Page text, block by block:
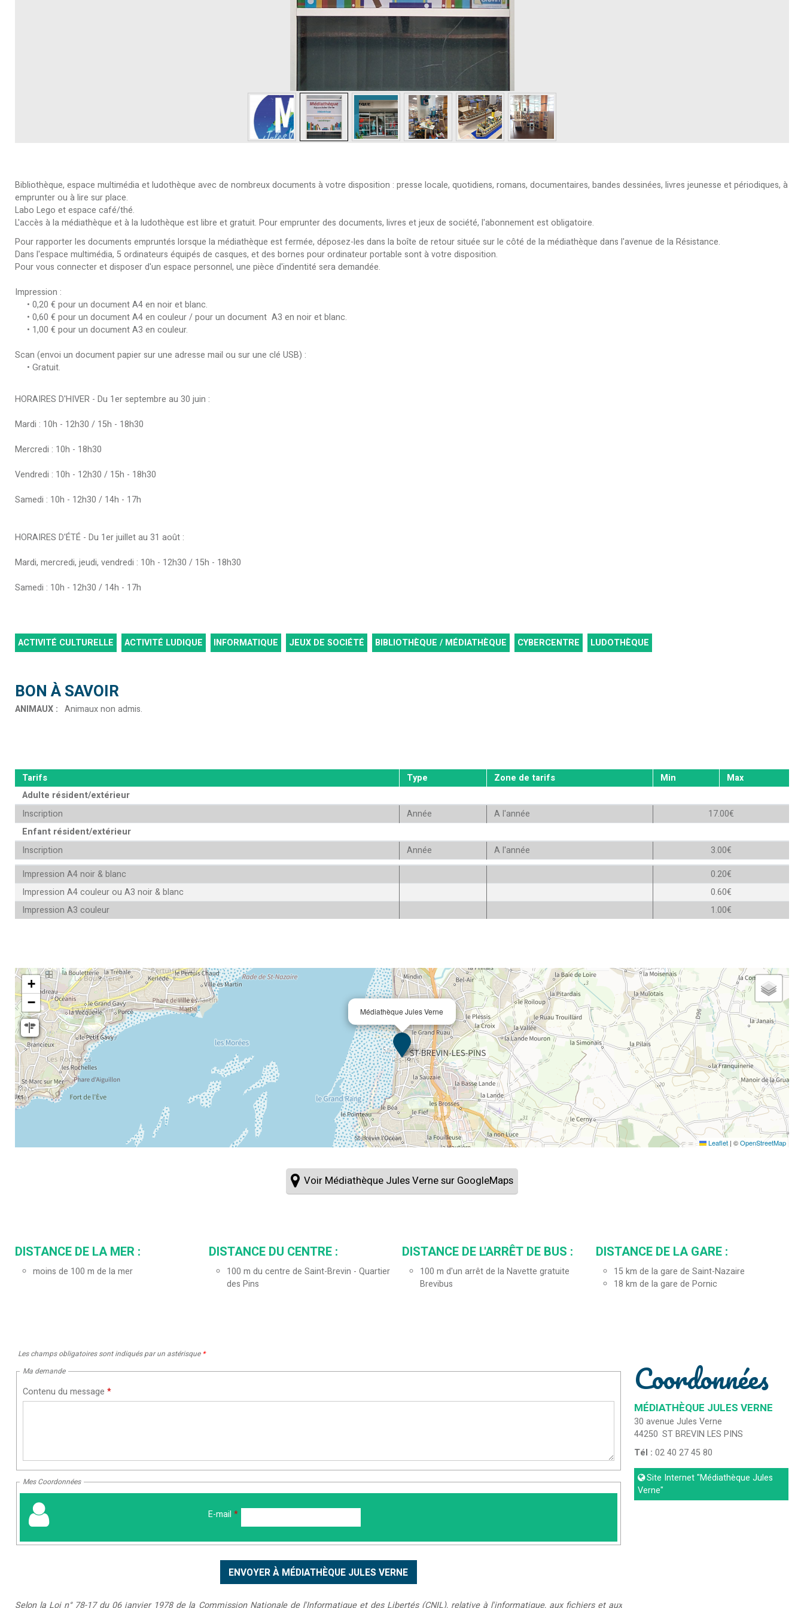
Bibliothèque, espace multimédia et ludothèque avec de nombreux documents à votre disposition : presse locale, quotidiens, romans, documentaires, bandes dessinées, livres jeunesse et périodiques, à
emprunter ou à lire sur place.
Labo Lego et espace café/thé.
L'accès à la médiathèque et à la ludothèque est libre et gratuit. Pour emprunter des documents, livres et jeux de société, l'abonnement est obligatoire.
Pour rapporter les documents empruntés lorsque la médiathèque est fermée, déposez-les dans la boîte de retour située sur le côté de la médiathèque dans l'avenue de la Résistance.
Dans l'espace multimédia, 5 ordinateurs équipés de casques, et des bornes pour ordinateur portable sont à votre disposition.
Pour vous connecter et disposer d'un espace personnel, une pièce d'indentité sera demandée.
Impression :
• 0,20 € pour un document A4 en noir et blanc.
• 0,60 € pour un document A4 en couleur / pour un document A3 en noir et blanc.
• 1,00 € pour un document A3 en couleur.
Scan (envoi un document papier sur une adresse mail ou sur une clé USB) :
• Gratuit.
HORAIRES D'HIVER - Du 1er septembre au 30 juin :
Mardi : 10h - 12h30 / 15h - 18h30
Mercredi : 10h - 18h30
Vendredi : 10h - 12h30 / 15h - 18h30
Samedi : 10h - 12h30 / 14h - 17h
HORAIRES D'ÉTÉ - Du 1er juillet au 31 août :
Mardi, mercredi, jeudi, vendredi : 10h - 12h30 / 15h - 18h30
Samedi : 10h - 12h30 / 14h - 17h
ACTIVITÉ CULTURELLE ACTIVITÉ LUDIQUE INFORMATIQUE JEUX DE SOCIÉTÉ BIBLIOTHÈQUE / MÉDIATHÈQUE CYBERCENTRE LUDOTHÈQUE
BON À SAVOIR
ANIMAUX : Animaux non admis
Tarifs Type Zone de tarifs Min
Max
Adulte résident/extérieur
Inscription
Année A l'année
17.00€
Enfant résident/extérieur
Inscription
Année A l'année
3.00€
Impression A4 noir & blanc
0.20€
Impression A4 couleur ou A3 noir & blanc
0.60€
Impression A3 couleur
1.00€
Médiathèque Jules Verne
+
−
Leaflet | ©OpenStreetMap
Voir Médiathèque Jules Verne sur GoogleMaps
DISTANCE DE LA MER :
moins de 100 m de la mer
DISTANCE DU CENTRE :
100 m du centre de Saint-Brevin - Quartier
des Pins
DISTANCE DE L'ARRÊT DE BUS :
100 m d'un arrêt de la Navette gratuite
Brevibus
DISTANCE DE LA GARE :
15 km de la gare de Saint-Nazaire
18 km de la gare de Pornic
Les champs obligatoires sont indiqués par un astérisque *
Ma demande
Contenu du message *
Mes Coordonnées
E-mail *
Coordonnées
MÉDIATHÈQUE JULES VERNE
30 avenue Jules Verne
44250 ST BREVIN LES PINS
Tél :02 40 27 45 80
Site Internet"Médiathèque Jules
Verne"